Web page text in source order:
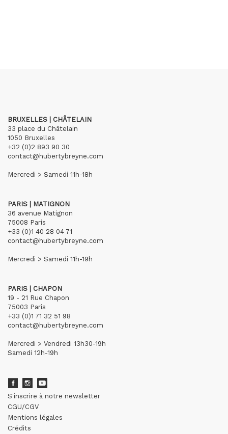
BRUXELLES | CHÂTELAIN
33 place du Châtelain
1050 Bruxelles
+32 (0)2 893 90 30
contact@hubertybreyne.com
Mercredi > Samedi 11h-18h
PARIS | MATIGNON
36 avenue Matignon
75008 Paris
+33 (0)1 40 28 04 71
contact@hubertybreyne.com
Mercredi > Samedi 11h-19h
PARIS | CHAPON
19 - 21 Rue Chapon
75003 Paris
+33 (0)1 71 32 51 98
contact@hubertybreyne.com
Mercredi > Vendredi 13h30-19h
Samedi 12h-19h
S'inscrire à notre newsletter
CGU/CGV
Mentions légales
Crédits